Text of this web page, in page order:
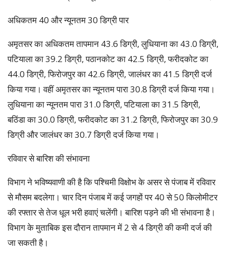
अधिकतम 40 और न्यूनतम 30 डिग्री पार
अमृतसर का अधिकतम तापमान 43.6 डिग्री, लुधियाना का 43.0 डिग्री,
पटियाला का 39.2 डिग्री, पठानकोट का 42.5 डिग्री, फरीदकोट का
44.0 डिग्री, फिरोजपुर का 42.6 डिग्री, जालंधर का 41.5 डिग्री दर्ज
किया गया। वहीं अमृतसर का न्यूनतम पारा 30.8 डिग्री दर्ज किया गया।
लुधियाना का न्यूनतम पारा 31.0 डिग्री, पटियाला का 31.5 डिग्री,
बठिंडा का 30.0 डिग्री, फरीदकोट का 31.2 डिग्री, फिरोजपुर का 30.9
डिग्री और जालंधर का 30.7 डिग्री दर्ज किया गया।
रविवार से बारिश की संभावना
विभाग ने भविष्यवाणी की है कि पश्चिमी विक्षोभ के असर से पंजाब में रविवार
से मौसम बदलेगा। चार दिन पंजाब में कई जगहों पर 40 से 50 किलोमीटर
की रफ्तार से तेज धूल भरी हवाएं चलेंगी। बारिश पड़ने की भी संभावना है।
विभाग के मुताबिक इस दौरान तापमान में 2 से 4 डिग्री की कमी दर्ज की
जा सकती है।